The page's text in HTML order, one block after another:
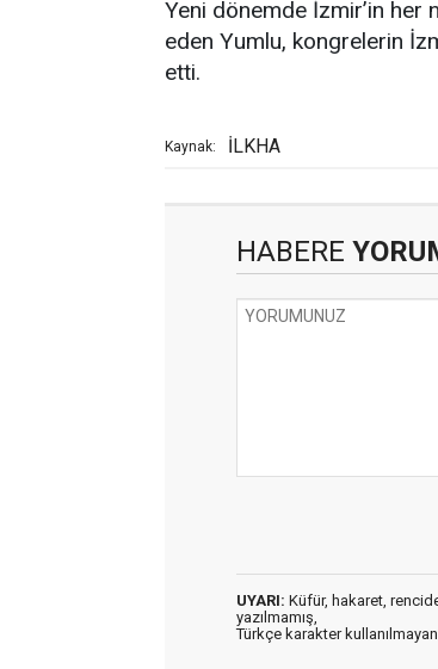
Yeni dönemde İzmir’in her
eden Yumlu, kongrelerin
etti.
Kaynak: İLKHA
HABERE
UYARI: Küfür, hakaret,
yazılmamış,
Türkçe karakter